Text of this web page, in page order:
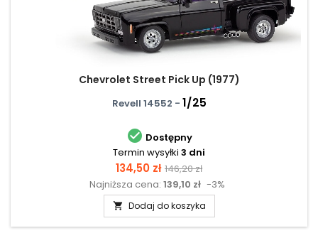
Chevrolet Street Pick Up (1977)
Revell 14552 - 1/25
 Dostępny
Termin wysyłki 3 dni
Cena
134,50 zł Cena
podstawowa
146,20 zł
Najniższa cena: 139,10 zł -3%
 Dodaj do koszyka